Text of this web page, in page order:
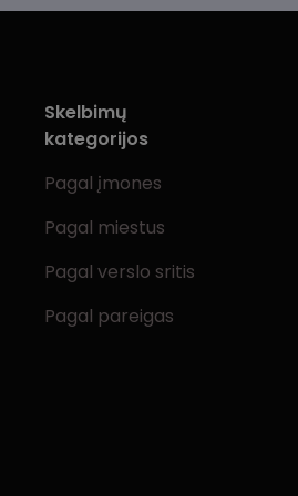
Skelbimų
kategorijos
Pagal įmones
Pagal miestus
Pagal verslo sritis
Pagal pareigas